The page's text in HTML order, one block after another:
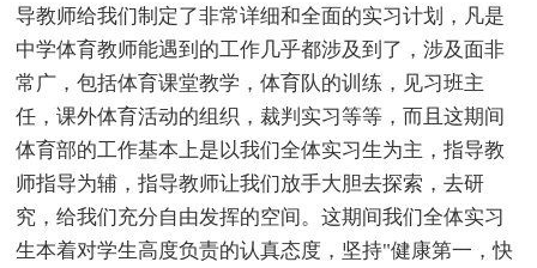
导教师给我们制定了非常详细和全面的实习计划，凡是
中学体育教师能遇到的工作几乎都涉及到了，涉及面非
常广，包括体育课堂教学，体育队的训练，见习班主
任，课外体育活动的组织，裁判实习等等，而且这期间
体育部的工作基本上是以我们全体实习生为主，指导教
师指导为辅，指导教师让我们放手大胆去探索，去研
究，给我们充分自由发挥的空间。这期间我们全体实习
生本着对学生高度负责的认真态度，坚持"健康第一，快